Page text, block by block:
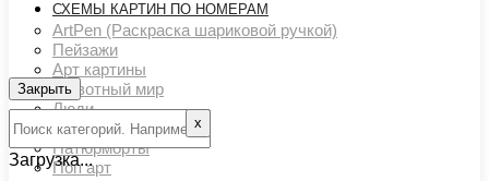
СХЕМЫ КАРТИН ПО НОМЕРАМ
ArtPen (Раскраска шариковой ручкой)
Пейзажи
Арт картины
Животный мир
Люди
Картины художников
Натюрморты
Поп арт
Закрыть
х
Загрузка...